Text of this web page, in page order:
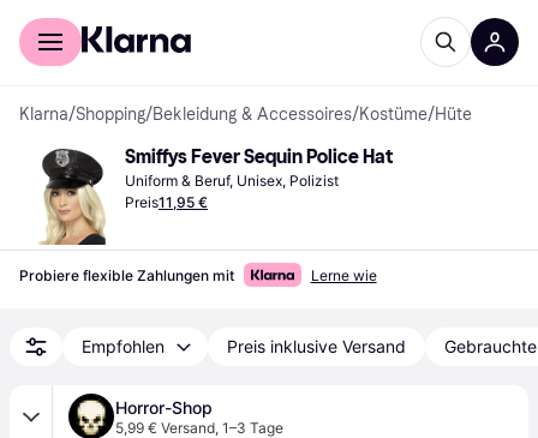
Für Shopper
Klarna/Shopping/Bekleidung & Accessoires/Kostüme/Hüte
Smiffys Fever Sequin Police Hat
Uniform & Beruf, Unisex, Polizist
Preis11,95 €
Probiere flexible Zahlungen mit Lerne wie
Empfohlen Preis inklusive Versand
Horror-Shop
5,99 € Versand, 1–3 Tage